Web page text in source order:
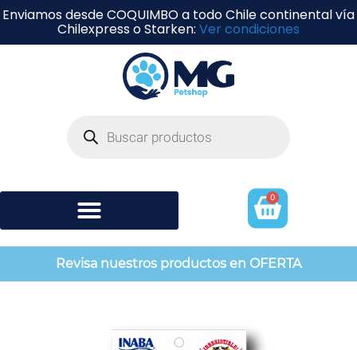
Enviamos desde COQUIMBO a todo Chile continental vía
Chilexpress o Starken: Ver condiciones
0
Revisa nuestros productos en OFERTA